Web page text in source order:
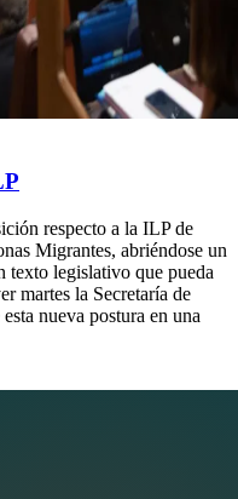
respecto a la ILP de
Migrantes, abriéndose un
texto legislativo que pueda
martes la Secretaría de
nueva postura en una